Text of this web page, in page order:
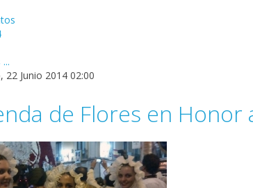
22 Junio 2014 02:00
de Flores en Honor